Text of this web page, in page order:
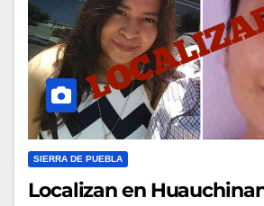
SIERRA DE PUEBLA
Localizan en